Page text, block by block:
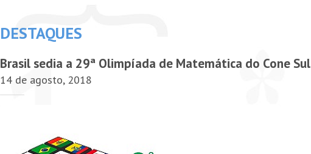
DESTAQUES
Brasil sedia a 29ª Olimpíada de Matemática do Cone Sul
14 de agosto, 2018